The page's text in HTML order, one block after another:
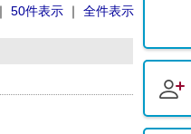
｜ 50件表示 ｜ 全件表示